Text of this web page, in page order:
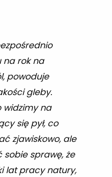
na rok na
powoduje
gleby.
widzimy na
się pył, co
zjawiskowo, ale
sprawę, że
lat pracy natury,